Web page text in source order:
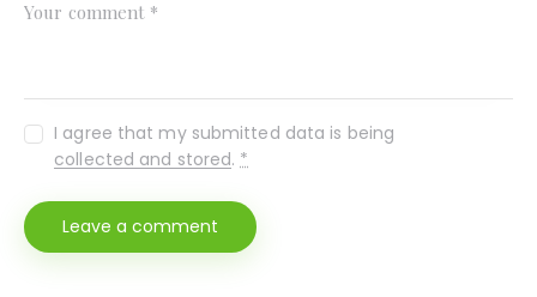
I agree that my submitted data is being
collected and stored. *